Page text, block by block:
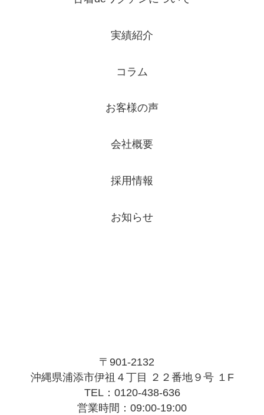
実績紹介
コラム
お客様の声
会社概要
採用情報
お知らせ
〒901-2132
沖縄県浦添市伊祖４丁目 ２２番地９号 １F
TEL：0120-438-636
営業時間：09:00-19:00